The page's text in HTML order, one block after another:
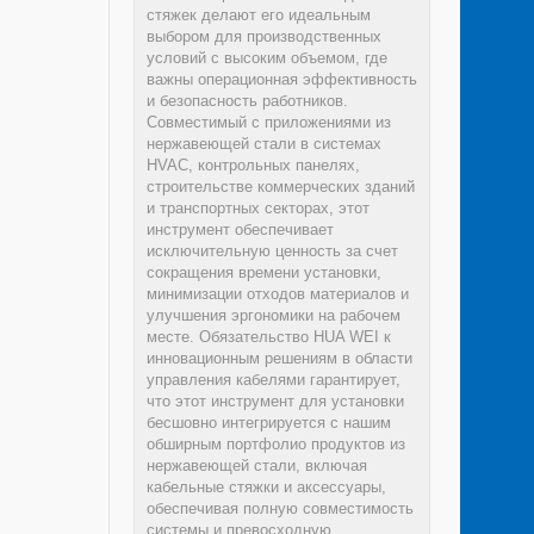
стяжек делают его идеальным
выбором для производственных
условий с высоким объемом, где
важны операционная эффективность
и безопасность работников.
Совместимый с приложениями из
нержавеющей стали в системах
HVAC, контрольных панелях,
строительстве коммерческих зданий
и транспортных секторах, этот
инструмент обеспечивает
исключительную ценность за счет
сокращения времени установки,
минимизации отходов материалов и
улучшения эргономики на рабочем
месте. Обязательство HUA WEI к
инновационным решениям в области
управления кабелями гарантирует,
что этот инструмент для установки
бесшовно интегрируется с нашим
обширным портфолио продуктов из
нержавеющей стали, включая
кабельные стяжки и аксессуары,
обеспечивая полную совместимость
системы и превосходную